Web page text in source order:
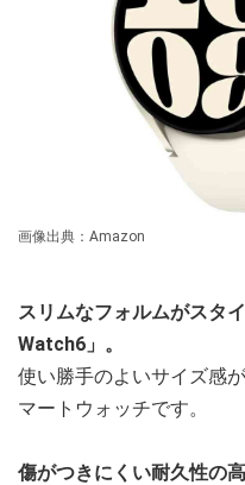
画像出典：Amazon
スリムなフォルムがスタ
Watch6」。
使い勝手のよいサイズ感
マートウォッチです。
傷がつきにくい耐久性の